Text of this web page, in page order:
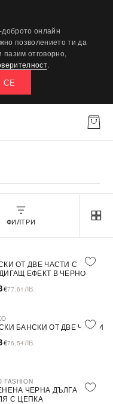
онлайн
позволението ти да
отговорно,
.
СЕ
ФИЛТРИ
ОТ ДВЕ ЧАСТИ С
ЕФЕКТ В ЧЕРНО
€77,61 ЛВ.
БАНСКИ ОТ ДВЕ ЧАСТИ
€76,54 ЛВ.
FASHION
ЧЕРНА ДЪЛГА
С ЦЕПКА